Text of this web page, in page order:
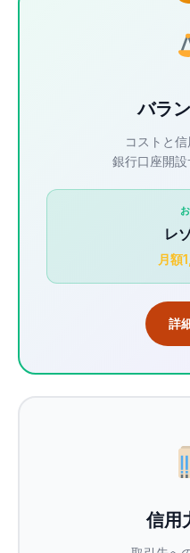
バラ
コストと
銀行口座開
レ
月額
詳
信用